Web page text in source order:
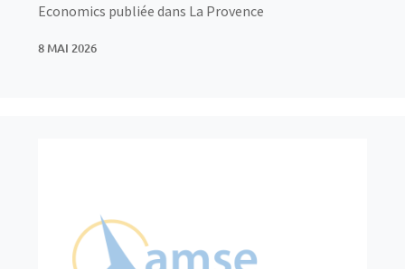
Economics publiée dans La Provence
8 MAI 2026